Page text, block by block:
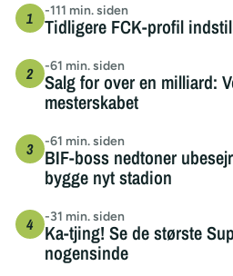
-111 min. siden
Tidligere FCK-profil
-61 min. siden
Salg for over en milliard:
mesterskabet
-61 min. siden
BIF-boss nedtoner
bygge nyt stadion
-31 min. siden
Ka-tjing! Se de største
nogensinde